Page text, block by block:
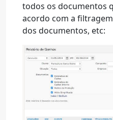
todos os documentos
acordo com a
dos documentos, etc: